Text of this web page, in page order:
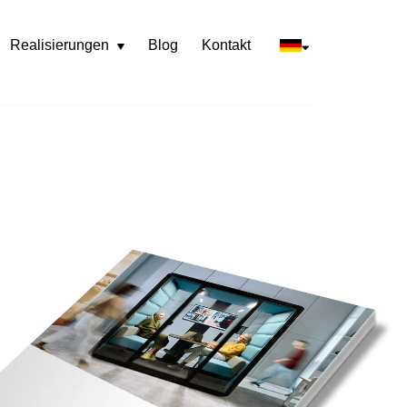
Realisierungen Rozwiń
Blog Kontakt